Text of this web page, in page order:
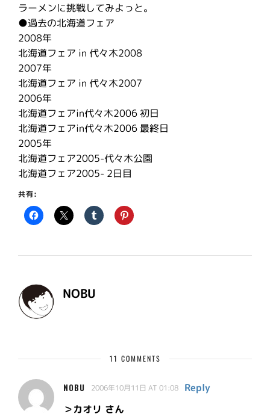
ラーメンに挑戦してみよっと。
●過去の北海道フェア
2008年
北海道フェア in 代々木2008
2007年
北海道フェア in 代々木2007
2006年
北海道フェアin代々木2006 初日
北海道フェアin代々木2006 最終日
2005年
北海道フェア2005-代々木公園
北海道フェア2005- 2日目
共有:
NOBU
11 COMMENTS
NOBU 2006年10月11日 AT 01:08
Reply
＞カオリ さん